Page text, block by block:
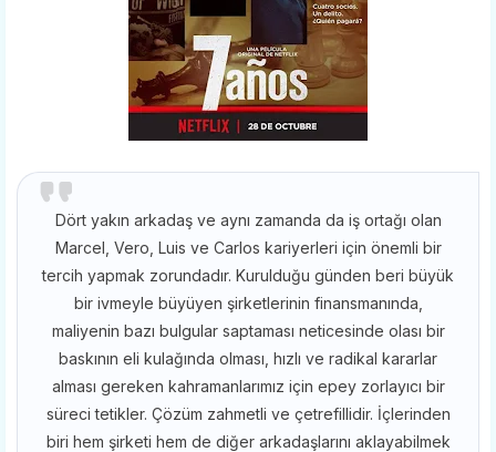
Dört yakın arkadaş ve aynı zamanda da iş ortağı olan
Marcel, Vero, Luis ve Carlos kariyerleri için önemli bir
tercih yapmak zorundadır. Kurulduğu günden beri büyük
bir ivmeyle büyüyen şirketlerinin finansmanında,
maliyenin bazı bulgular saptaması neticesinde olası bir
baskının eli kulağında olması, hızlı ve radikal kararlar
alması gereken kahramanlarımız için epey zorlayıcı bir
süreci tetikler. Çözüm zahmetli ve çetrefillidir. İçlerinden
biri hem şirketi hem de diğer arkadaşlarını aklayabilmek